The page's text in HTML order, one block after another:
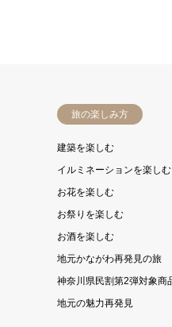
旅の楽しみ方
建築を楽しむ
イルミネーションを楽しむ
お花を楽しむ
お祭りを楽しむ
お酒を楽しむ
地元かながわ再発見の旅
神奈川県民割第2弾対象商
地元の魅力再発見